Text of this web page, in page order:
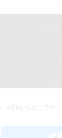
＞ WEBからのご予約